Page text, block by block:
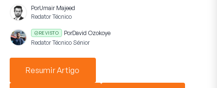
PorUmair Majeed
Redator Técnico
REVISTO PorDavid Ozokoye
Redator Técnico Sénior
Resumir Artigo